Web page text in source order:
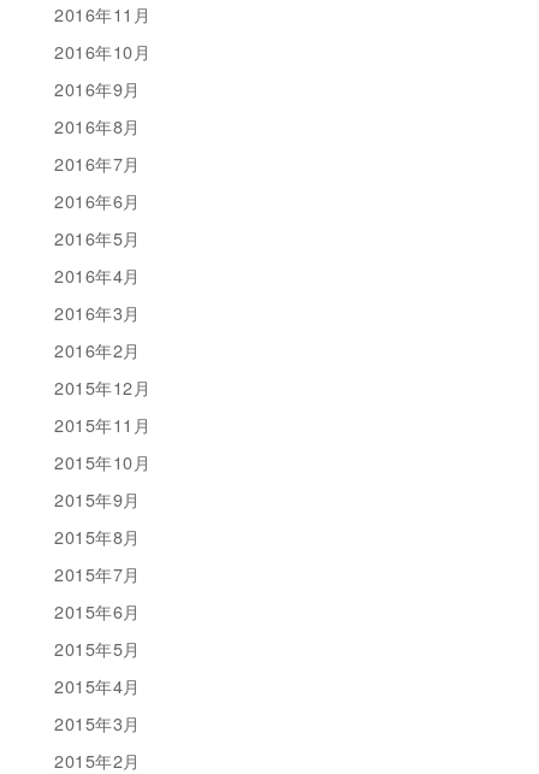
2016年11月
2016年10月
2016年9月
2016年8月
2016年7月
2016年6月
2016年5月
2016年4月
2016年3月
2016年2月
2015年12月
2015年11月
2015年10月
2015年9月
2015年8月
2015年7月
2015年6月
2015年5月
2015年4月
2015年3月
2015年2月